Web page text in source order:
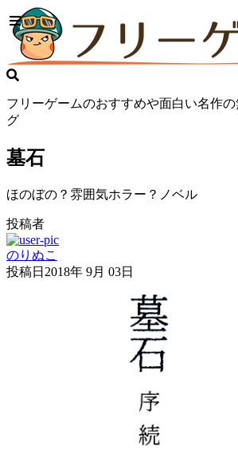
フリーゲームのおすすめや面白い名作
グ
墓石
ほのぼの？雰囲気ホラー？ノベル
投稿者
のりぬこ
投稿日 2018年 9月 03日